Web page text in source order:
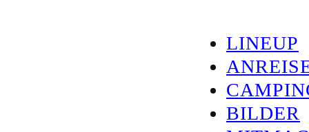
LINEUP
BILDER